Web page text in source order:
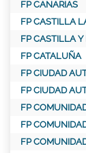
FP CANARIAS
FP CASTILLA
FP CASTILLA Y
FP CATALUÑA
FP CIUDAD
FP CIUDAD
FP
FP
FP